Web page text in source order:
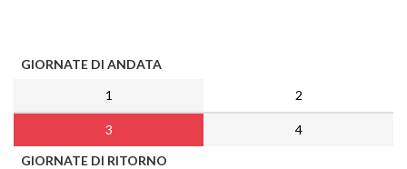
GIORNATE DI ANDATA
1
2
3
4
GIORNATE DI RITORNO